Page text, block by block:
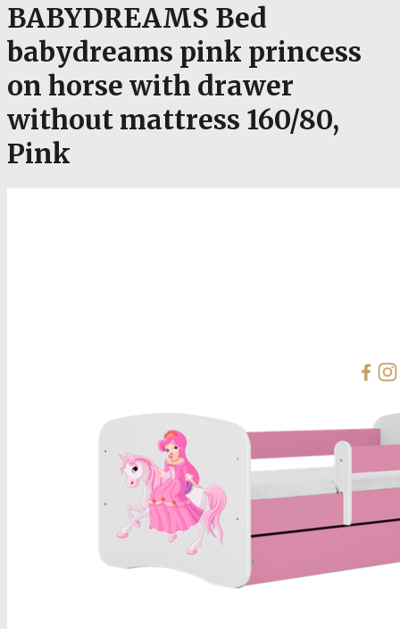
BABYDREAMS Bed
babydreams pink princess
on horse with drawer
without mattress 160/80,
Pink